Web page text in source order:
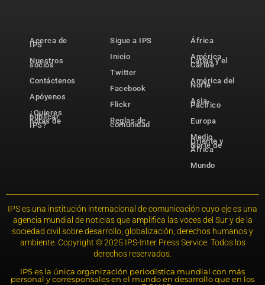
Acerca de
IPS
Nuestros
socios
Contáctenos
Apóyenos
¿Quieres
publicar
notas de
IPS?
Sigue a IPS
Inicio
Twitter
Facebook
Flickr
Reglas de
comunidad
África
América
Latina y el
Caribe
América del
Norte
Asia-
Pacífico
Europa
Medio
Oriente y
Norte de
África
Mundo
IPS es una institución internacional de comunicación cuyo eje es una
agencia mundial de noticias que amplifica las voces del Sur y de la
sociedad civil sobre desarrollo, globalización, derechos humanos y
ambiente. Copyright © 2025 IPS-Inter Press Service. Todos los
derechos reservados.
IPS es la única organización periodística mundial con más
personal y corresponsales en el mundo en desarrollo que en los